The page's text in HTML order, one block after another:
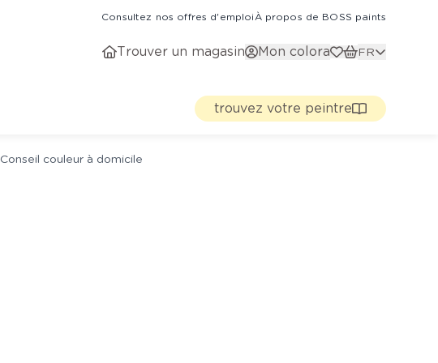
Consultez nos offres d'emploiÀ propos de BOSS paints
Trouver un magasin Mon colora FR
trouvez votre peintre
Conseil couleur à domicile